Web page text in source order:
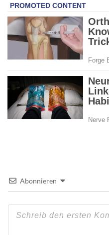
Abonnieren